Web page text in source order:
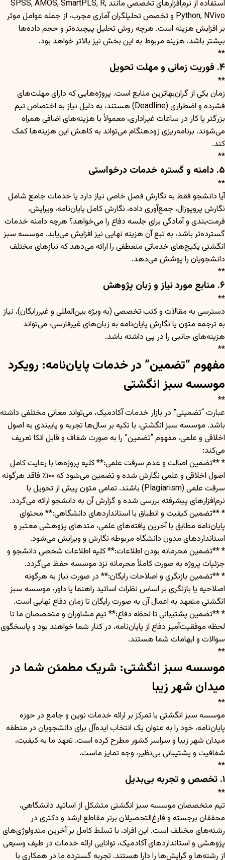
استفاده از نرم‌افزارهای تخصصی مانند SPSS, AMOS, SmartPLS, R,
Python, NVivo و تخصص تحلیلگران آماری مجرب، از جمله عوامل موثر
بر افزایش هزینه است. هرچه روش تحلیل پیچیده‌تر و حجم داده‌ها
بیشتر باشد، هزینه مربوط به این بخش نیز بالاتر خواهد بود.
**
۴. فوریت زمانی و مهلت تحویل
**
زمان یکی از گران‌بهاترین منابع است. پروژه‌هایی که دارای مهلت‌های
فشرده و اضطراری (Deadline) هستند، به دلیل نیاز به اختصاص تیم
بزرگتر یا کار در ساعات غیراداری، معمولاً با هزینه‌های اضافی همراه
می‌شوند. برنامه‌ریزی زودهنگام می‌تواند به کاهش این هزینه‌ها کمک
کند.
**
۵. دامنه و گستره خدمات درخواستی
**
آیا دانشجو فقط به نگارش فصل خاصی نیاز دارد یا خدمات جامع شامل
نگارش پروپوزال، جمع‌آوری داده، نگارش کامل پایان‌نامه، ویرایش،
فرمت‌بندی و آمادگی برای جلسه دفاع را می‌خواهد؟ هرچه دامنه خدمات
گسترده‌تر باشد، به تبع آن هزینه نهایی نیز افزایش می‌یابد. موسسه سبز
انگشتی پکیج‌های خدماتی منعطفی را ارائه می‌دهد که نیازهای مختلف
دانشجویان را پوشش می‌دهد.
**
۶. منابع مورد نیاز و زبان پژوهش
**
دسترسی به مقالات و کتب تخصصی (به ویژه بین‌المللی و غیررایگان)، نیاز
به ترجمه متون یا نگارش پایان‌نامه به زبان‌های غیرفارسی، می‌تواند
هزینه‌های جانبی را در پی داشته باشد.
**
مفهوم “تضمین” در خدمات پایان‌نامه: رویکرد
موسسه سبز انگشتی
**
عبارت “تضمینی” در بازار خدمات آکادمیک، می‌تواند معانی مختلفی داشته
باشد. موسسه سبز انگشتی، با تکیه بر سال‌ها تجربه و پایبندی به اصول
اخلاقی و علمی، مفهوم “تضمین” را به صورت شفاف و قابل اتکا تعریف
می‌کند:
* **تضمین اصالت و عدم سرقت علمی:** کلیه پروژه‌ها با رعایت کامل
اصول اخلاقی و علمی نگارش شده و تضمین می‌شود که ۱۰۰٪ فاقد هرگونه
سرقت علمی (Plagiarism) باشند. تمامی متون پیش از تحویل با
نرم‌افزارهای پیشرفته بررسی شده و گزارش آن به دانشجو ارائه می‌گردد.
* **تضمین کیفیت و انطباق با استانداردهای دانشگاهی:** محتوای
پایان‌نامه مطابق با آخرین یافته‌های علمی، متدهای پژوهشی معتبر و
استانداردهای مدون دانشگاه مربوطه نگارش و ویرایش می‌شود.
* **تضمین محرمانه بودن اطلاعات:** کلیه اطلاعات شخصی دانشجو و
جزئیات پروژه به صورت کاملاً محرمانه نزد موسسه حفظ می‌گردد.
* **تضمین بازنگری و اصلاحات رایگان:** در صورت نیاز به هرگونه
اصلاحیه یا بازنگری بر اساس نظرات اساتید راهنما یا داور، موسسه سبز
انگشتی متعهد به اعمال آن به صورت رایگان تا زمان دفاع نهایی است.
* **تضمین پشتیبانی تا لحظه دفاع:** تیم مشاوران و متخصصان ما تا
لحظه موفقیت‌آمیز دفاع از پایان‌نامه، در کنار شما خواهند بود و پاسخگوی
سوالات و ابهامات شما هستند.
**
موسسه سبز انگشتی: شریک مطمئن شما در
میدان شهر زیبا
**
موسسه سبز انگشتی با تمرکز بر ارائه خدمات نوین و جامع در حوزه
پایان‌نامه، خود را به عنوان یک انتخاب ایده‌آل برای دانشجویان در منطقه
میدان شهر زیبا و سراسر کشور مطرح کرده است. تعهد ما به کیفیت،
شفافیت و پشتیبانی بی‌نظیر، وجه تمایز ماست.
**
۱. تخصص و تجربه بی‌بدیل
**
تیم متخصصان موسسه سبز انگشتی متشکل از اساتید دانشگاهی،
محققان برجسته و فارغ‌التحصیلان برتر مقاطع ارشد و دکتری در
رشته‌های مختلف است. این افراد، با تسلط کامل بر آخرین متدولوژی‌های
پژوهشی و استانداردهای آکادمیک، توانایی ارائه خدمات در طیف وسیعی
از رشته‌ها و گرایش‌ها را دارا هستند. تجربه گسترده ما در همکاری با